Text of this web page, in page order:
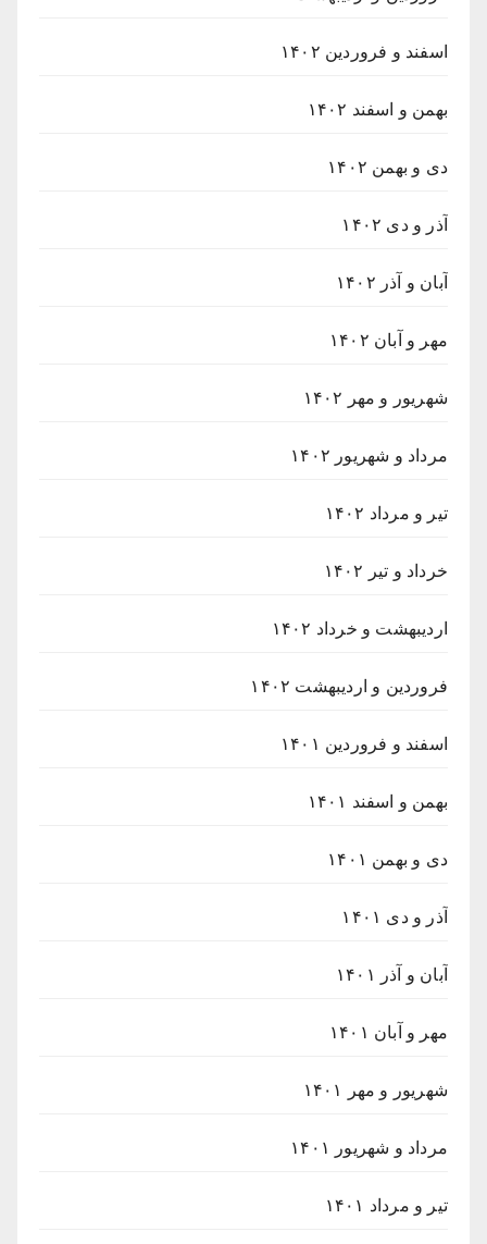
اسفند و فروردین ۱۴۰۲
بهمن و اسفند ۱۴۰۲
دی و بهمن ۱۴۰۲
آذر و دی ۱۴۰۲
آبان و آذر ۱۴۰۲
مهر و آبان ۱۴۰۲
شهریور و مهر ۱۴۰۲
مرداد و شهریور ۱۴۰۲
تیر و مرداد ۱۴۰۲
خرداد و تیر ۱۴۰۲
اردیبهشت و خرداد ۱۴۰۲
فروردین و اردیبهشت ۱۴۰۲
اسفند و فروردین ۱۴۰۱
بهمن و اسفند ۱۴۰۱
دی و بهمن ۱۴۰۱
آذر و دی ۱۴۰۱
آبان و آذر ۱۴۰۱
مهر و آبان ۱۴۰۱
شهریور و مهر ۱۴۰۱
مرداد و شهریور ۱۴۰۱
تیر و مرداد ۱۴۰۱